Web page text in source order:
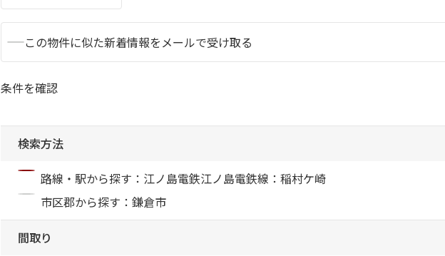
ShaMaison STYLE
この物件に似た新着情報をメールで受け取る
条件を確認
検索方法
路線・駅から探す：江ノ島電鉄江ノ島電鉄線：稲村ケ崎
市区郡から探す：鎌倉市
間取り